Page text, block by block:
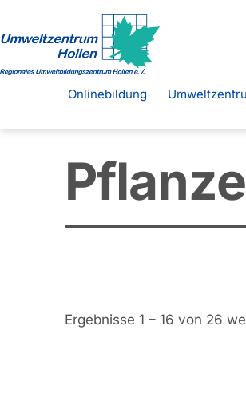
Inhalt
Umweltbildungszentrum
Hollen
Onlinebildung
Ergebnisse 1 – 16 von 26